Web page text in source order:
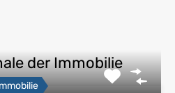
der Immobilie